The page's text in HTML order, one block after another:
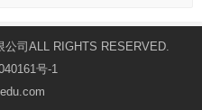
司ALL RIGHTS RESERVED.
号-1